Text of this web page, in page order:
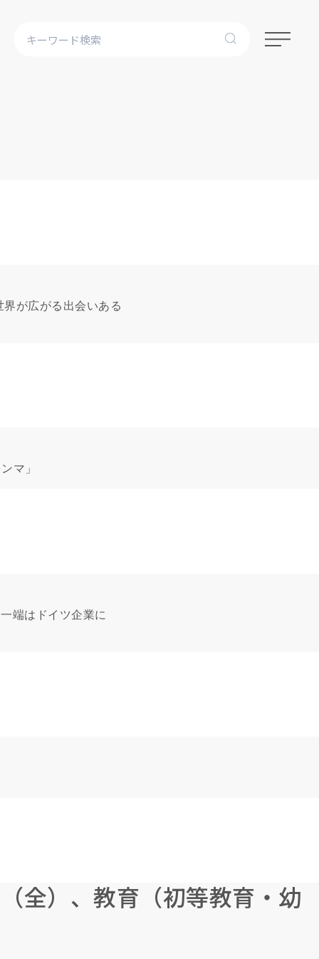
が広がる出会いある
マ」
端はドイツ企業に
全）、教育（初等教育・幼